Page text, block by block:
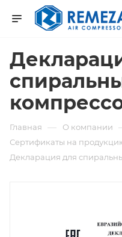
Главная — О компании
Сертификаты на
Декларация для